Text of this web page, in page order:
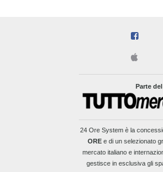
Parte
24 Ore Systemè la
OREe di un selezionato
mercato italiano e
gestisce in esclusiva gli